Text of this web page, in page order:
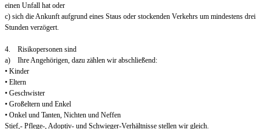
einen Unfall hat oder
c) sich die Ankunft aufgrund eines Staus oder stockenden Verkehrs um mindestens drei
Stunden verzögert.
4. Risikopersonen sind
a) Ihre Angehörigen, dazu zählen wir abschließend:
• Kinder
• Eltern
• Geschwister
• Großeltern und Enkel
• Onkel und Tanten, Nichten und Neffen
Stief,- Pflege-, Adoptiv- und Schwieger-Verhältnisse stellen wir gleich.